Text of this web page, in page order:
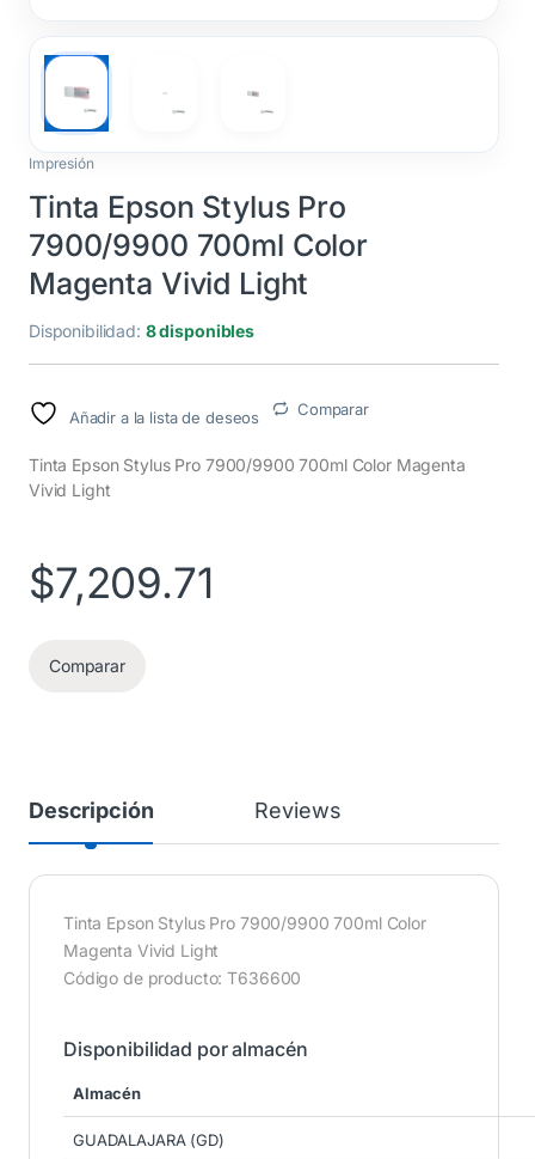
Impresión
Tinta Epson Stylus Pro
7900/9900 700ml Color
Magenta Vivid Light
Disponibilidad: 8 disponibles
Añadir a la lista de deseos Comparar
Tinta Epson Stylus Pro 7900/9900 700ml Color Magenta
Vivid Light
$7,209.71
Comparar
Descripción Reviews
Tinta Epson Stylus Pro 7900/9900 700ml Color
Magenta Vivid Light
Código de producto: T636600
Disponibilidad por almacén
Almacén
GUADALAJARA (GD)